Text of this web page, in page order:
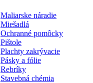
Maliarske náradie
Miešadlá
Ochranné pomôcky
Pištole
Plachty zakrývacie
Pásky a fólie
Rebríky
Stavebná chémia